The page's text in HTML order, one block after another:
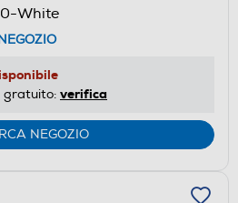
White
gratuito: verifica
NEGOZIO